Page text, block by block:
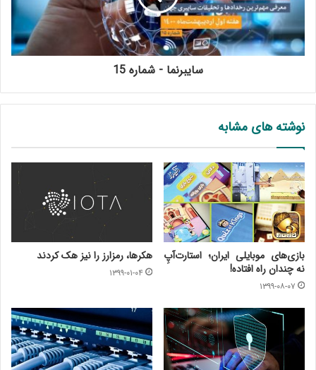
سایبرنما - شماره 15
نوشته های مشابه
بازی‌های موبایلی ایران؛ استارت‌آپِ
نه چندان راه افتاده!
۱۳۹۹-۰۸-۰۷
هکرها، رمزارز را نیز هک کردند
۱۳۹۹-۰۱-۰۴